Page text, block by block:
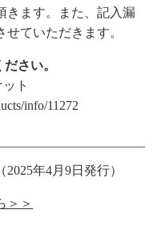
きます。また、記入漏
ていただきます。
さい。
ト
info/11272
年4月9日発行）
＞＞